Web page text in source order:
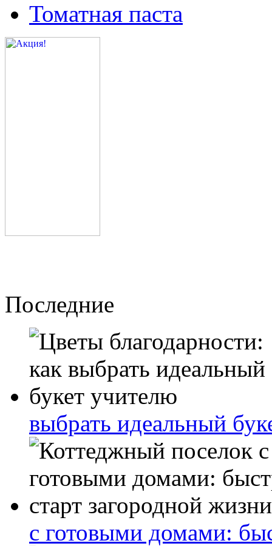
Томатная паста
Последние
выбрать идеальный
с готовыми домами: